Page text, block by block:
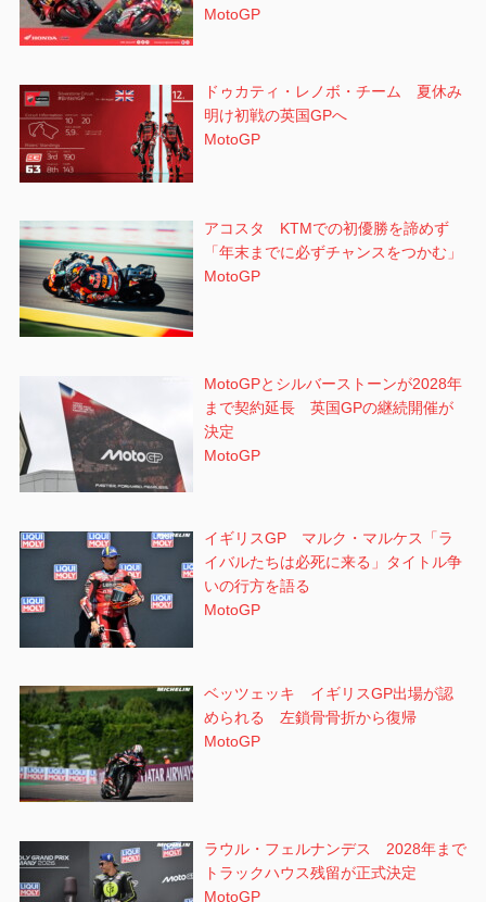
MotoGP
ドゥカティ・レノボ・チーム 夏休み
明け初戦の英国GPへ
MotoGP
アコスタ KTMでの初優勝を諦めず
「年末までに必ずチャンスをつかむ」
MotoGP
MotoGPとシルバーストーンが2028年
まで契約延長 英国GPの継続開催が
決定
MotoGP
イギリスGP マルク・マルケス「ラ
イバルたちは必死に来る」タイトル争
いの行方を語る
MotoGP
ベッツェッキ イギリスGP出場が認
められる 左鎖骨骨折から復帰
MotoGP
ラウル・フェルナンデス 2028年まで
トラックハウス残留が正式決定
MotoGP